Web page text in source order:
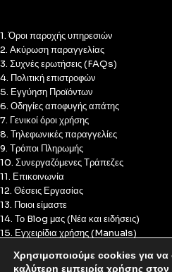
1. Όροι παροχής υπηρεσιών
2. Ακύρωση παραγγελίας
3. Συχνές ερωτήσεις (FAQs)
4. Πολιτική επιστροφών
5. Εγγύηση Προϊόντων
6. Οδηγίες αποφυγής απάτης
7. Γενικοί όροι χρήσης
8. Τηλεφωνικές παραγγελίες
9. Τρόποι Πληρωμής
10. Συνεργαζόμενες Τράπεζες
11. Επικοινωνία
12. Θέσεις Εργασίας
13. Ποιοι είμαστε
14. Το Blog μας (Νέα και ειδήσεις)
15. Εγχειρίδια χρήσης (Manuals)
17. Πολιτική Cookies
Χρησιμοποιούμε cookies για
καλύτερη εμπειρία χρήσης